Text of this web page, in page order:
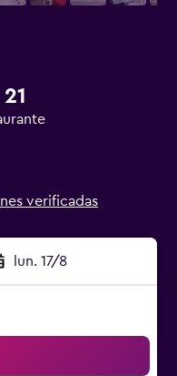
verificadas
lun. 17/8